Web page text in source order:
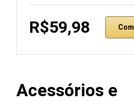
R$59,98
Acessórios e